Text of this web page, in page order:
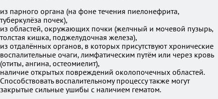
из парного органа (на фоне течения пиелонефрита,
туберкулёза почек),
из областей, окружающих почки (желчный и мочевой пузырь,
толстая кишка, поджелудочная железа),
из отдалённых органов, в которых присутствуют хронические
воспалительные очаги, лимфатическим путём или через кровь
(отиты, ангина, остеомиелит),
наличие открытых повреждений околопочечных областей.
Способствовать воспалительному процессу также могут
закрытые сильные ушибы с наличием гематом.